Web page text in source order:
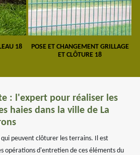
18
POSE ET CHANGEMENT GRILLAGE
ET CLÔTURE 18
: l'expert pour réaliser les
haies dans la ville de La
qui peuvent clôturer les terrains. Il est
opérations d'entretien de ces éléments du